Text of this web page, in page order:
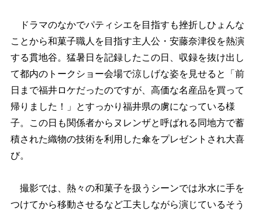
ドラマのなかでパティシエを目指すも挫折しひょんな
ことから和菓子職人を目指す主人公・安藤奈津役を熱演
する貫地谷。猛暑日を記録したこの日、収録を抜け出し
て都内のトークショー会場で涼しげな姿を見せると「前
日まで福井ロケだったのですが、高価な名産品を買って
帰りました！」とすっかり福井県の虜になっている様
子。この日も関係者からヌレンザと呼ばれる同地方で蓄
積された織物の技術を利用した傘をプレゼントされ大喜
び。
撮影では、熱々の和菓子を扱うシーンでは氷水に手を
つけてから移動させるなど工夫しながら演じているそう